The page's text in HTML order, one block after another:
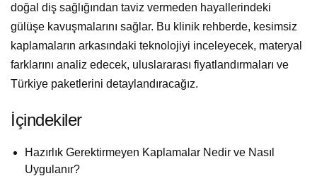
doğal diş sağlığından taviz vermeden hayallerindeki
gülüşe kavuşmalarını sağlar. Bu klinik rehberde, kesimsiz
kaplamaların arkasındaki teknolojiyi inceleyecek, materyal
farklarını analiz edecek, uluslararası fiyatlandırmaları ve
Türkiye paketlerini detaylandıracağız.
İçindekiler
Hazırlık Gerektirmeyen Kaplamalar Nedir ve Nasıl
Uygulanır?